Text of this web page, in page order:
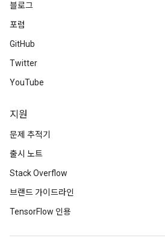
블로그
포럼
GitHub
Twitter
YouTube
지원
문제 추적기
출시 노트
Stack Overflow
브랜드 가이드라인
TensorFlow 인용